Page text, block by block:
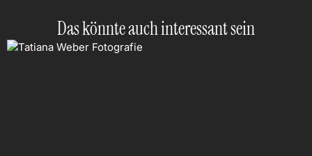
Das könnte auch interessant sein